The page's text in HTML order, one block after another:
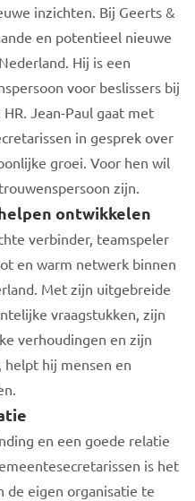
inzichten. Bij Geerts &
en potentieel nieuwe
Hij is een
voor beslissers bij
Jean-Paul gaat met
in gesprek over
groei. Voor hen wil
zijn.
ontwikkelen
verbinder, teamspeler
en warm netwerk binnen
Met zijn uitgebreide
vraagstukken, zijn
verhoudingen en zijn
hij mensen en
en een goede relatie
is het
de eigen organisatie te